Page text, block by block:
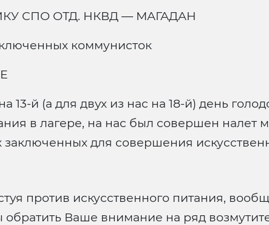
СПО ОТД. НКВД — МАГАДАН
коммунисток
на 13-й (а для двух из нас на 18-й) день
в лагере, на нас был совершен налет
заключенных для совершения
против искусственного питания,
Ваше внимание на ряд